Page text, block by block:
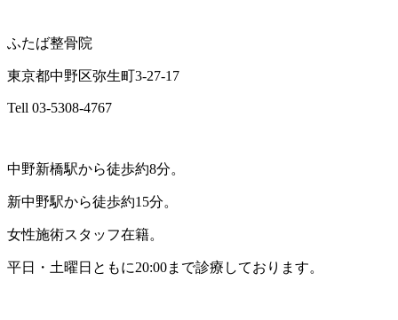
ふたば整骨院
東京都中野区弥生町3-27-17
Tell 03-5308-4767
中野新橋駅から徒歩約8分。
新中野駅から徒歩約15分。
女性施術スタッフ在籍。
平日・土曜日ともに20:00まで診療しております。